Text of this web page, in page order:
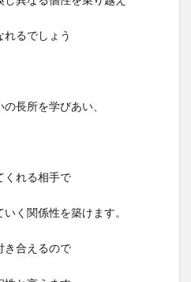
れるでしょう
長所を学びあい、
くれる相手で
く関係性を築けます。
き合えるので